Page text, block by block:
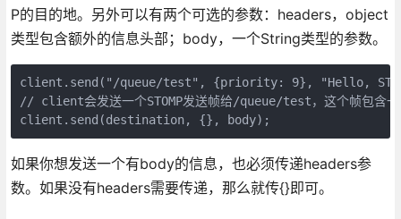
P的目的地。另外可以有两个可选的参数：headers，object
类型包含额外的信息头部；body，一个String类型的参数。
client.send("/queue/test", {priority: 9}, "Hello,
// client会发送一个STOMP发送帧给/queue/test，这个帧包含
client.send(destination, {}, body);
如果你想发送一个有body的信息，也必须传递headers参
数。如果没有headers需要传递，那么就传{}即可。